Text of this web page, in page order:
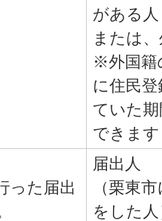
がある人
または
※外国籍
に住民
ていた
できます
った届出
届出人
（栗東
をした